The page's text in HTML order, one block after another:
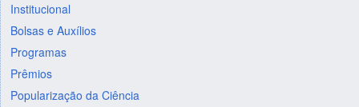
Institucional
Bolsas e Auxílios
Programas
Prêmios
Popularização da Ciência